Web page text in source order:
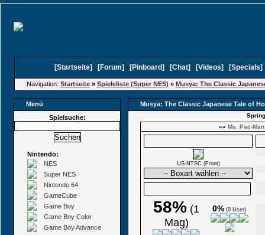
[Startseite] [Forum] [Pinboard] [Chat] [Videos] [Specials
Navigation: Startseite» Spieleliste (Super NES) » Musya: The Classic
Menü
Musya: The Classic Japanese Tale of
Spielsuche:
Nintendo:
NES
Super NES
Nintendo 64
GameCube
Game Boy
Game Boy Color
Game Boy Advance
«« Ms. Pac-Man
US-NTSC (Front)
58% (1
Mag)
0% (0 User)